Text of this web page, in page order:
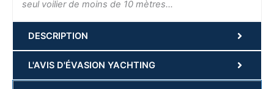
seul voilier de moins de 10 mètres…
DESCRIPTION
L'AVIS D'ÉVASION YACHTING